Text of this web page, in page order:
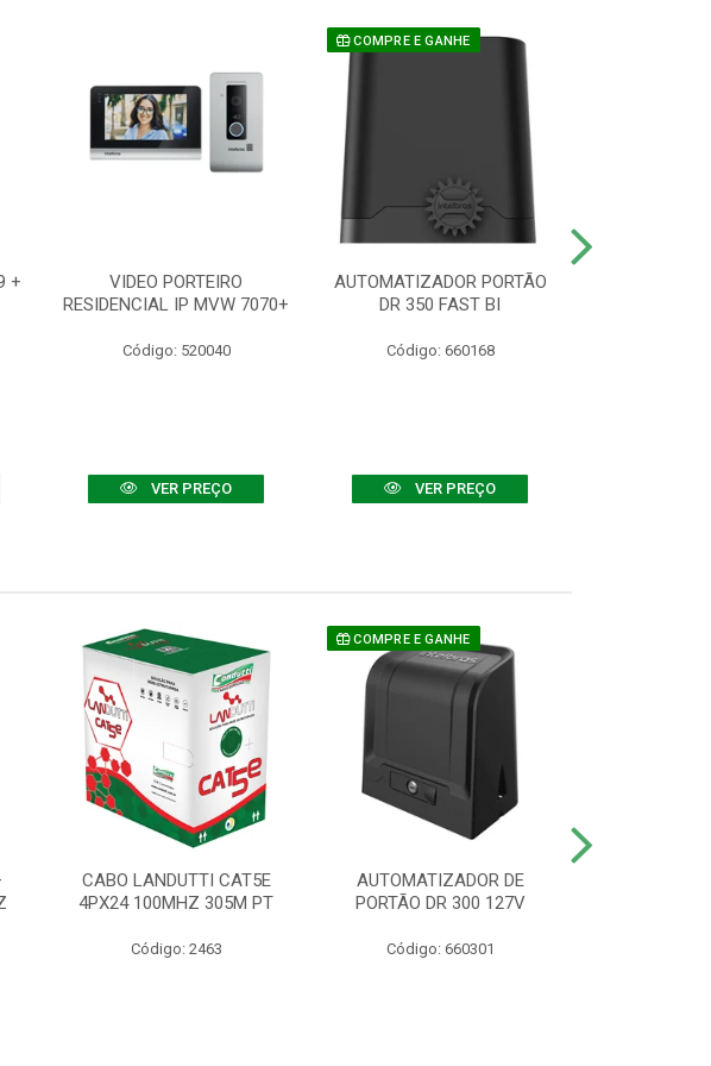
+
VIDEO PORTEIRO
RESIDENCIAL IP MVW 7070+
Código: 520040
VER PREÇO
COMPRE E GANHE
AUTOMATIZADOR PORTÃO
DR 350 FAST BI
Código: 660168
VER PREÇO
CABO LANDUTTI CAT5E
4PX24 100MHZ 305M PT
Código: 2463
COMPRE E GANHE
AUTOMATIZADOR DE
PORTÃO DR 300 127V
Código: 660301